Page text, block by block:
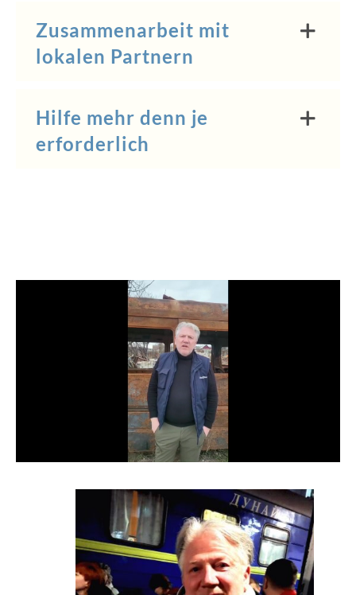
Zusammenarbeit mit
lokalen Partnern
Hilfe mehr denn je
erforderlich